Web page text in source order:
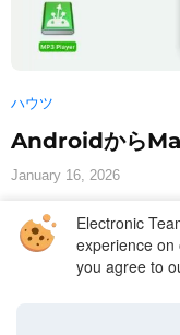
ハウツ
Androidから
January 16, 2026
Electronic
experience on
you agree to